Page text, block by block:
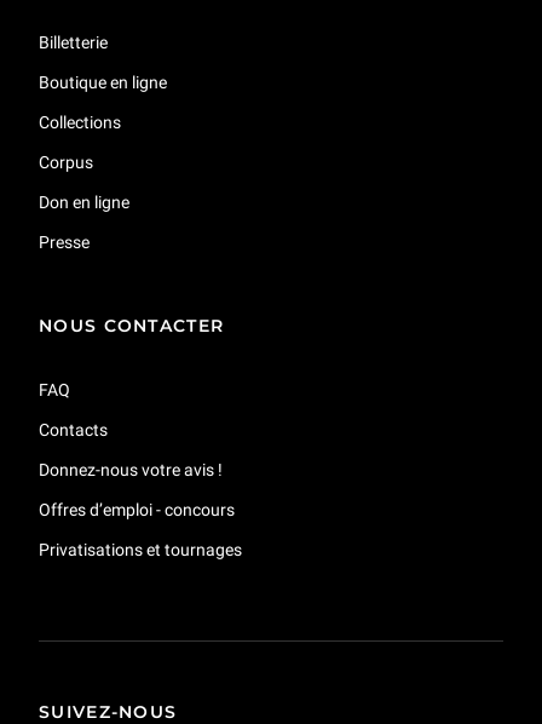
Billetterie
Boutique en ligne
Collections
Corpus
Don en ligne
Presse
NOUS CONTACTER
FAQ
Contacts
Donnez-nous votre avis !
Offres d’emploi - concours
Privatisations et tournages
SUIVEZ-NOUS